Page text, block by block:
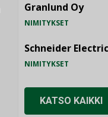
Granlund Oy
NIMITYKSET
Schneider Electric
NIMITYKSET
KATSO KAIKKI